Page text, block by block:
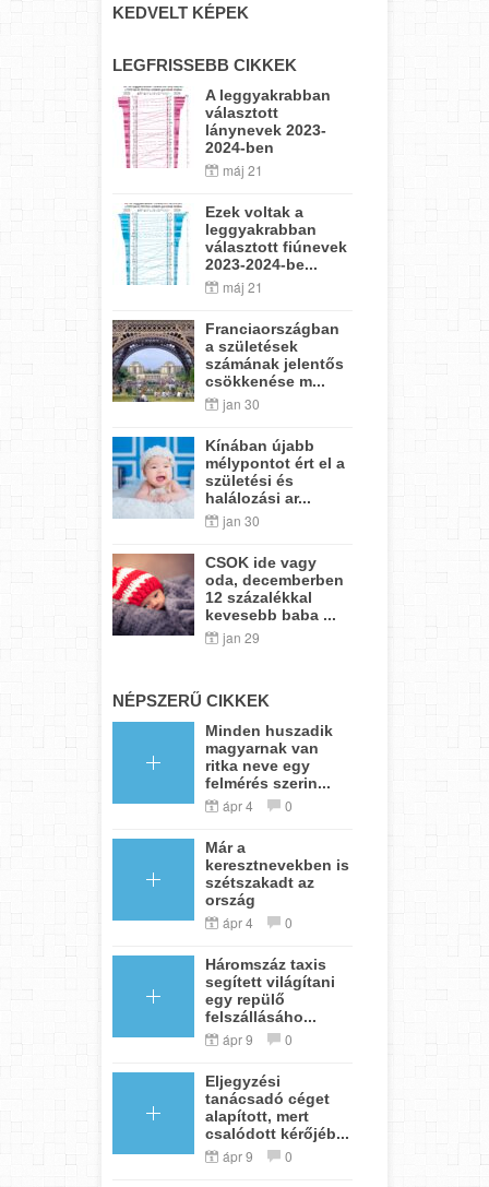
KEDVELT KÉPEK
LEGFRISSEBB CIKKEK
A leggyakrabban
választott
lánynevek 2023-
2024-ben
máj 21
Ezek voltak a
leggyakrabban
választott fiúnevek
2023-2024-be...
máj 21
Franciaországban
a születések
számának jelentős
csökkenése m...
jan 30
Kínában újabb
mélypontot ért el a
születési és
halálozási ar...
jan 30
CSOK ide vagy
oda, decemberben
12 százalékkal
kevesebb baba ...
jan 29
NÉPSZERŰ CIKKEK
Minden huszadik
magyarnak van
ritka neve egy
felmérés szerin...
ápr 4 0
Már a
keresztnevekben is
szétszakadt az
ország
ápr 4 0
Háromszáz taxis
segített világítani
egy repülő
felszállásáho...
ápr 9 0
Eljegyzési
tanácsadó céget
alapított, mert
csalódott kérőjéb...
ápr 9 0